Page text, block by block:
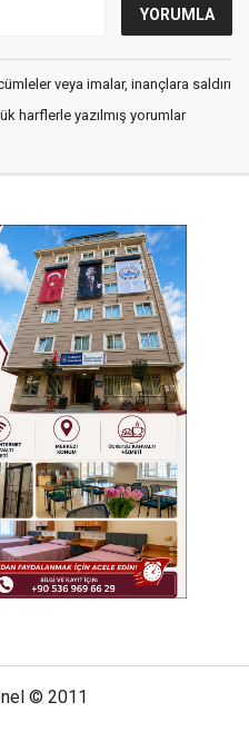
veya imalar, inançlara saldırı
harflerle yazılmış yorumlar
© 2011